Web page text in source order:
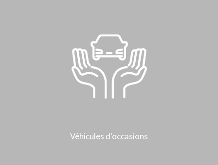
Véhicules d'occasions